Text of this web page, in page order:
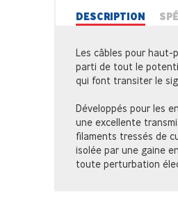
DESCRIPTION
Les câbles pour haut-
parti de tout le
qui font transiter le
Développés pour les
une excellente
filaments tressés de
isolée par une gaine
toute perturbation